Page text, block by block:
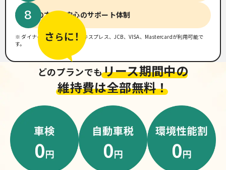
初めての方でも安心のサポート体制
※ ダイナース、アメリカンエキスプレス、JCB、VISA、Mastercardが利用可能で
す。
どのプランでもリース期間中の
維持費は全部無料！